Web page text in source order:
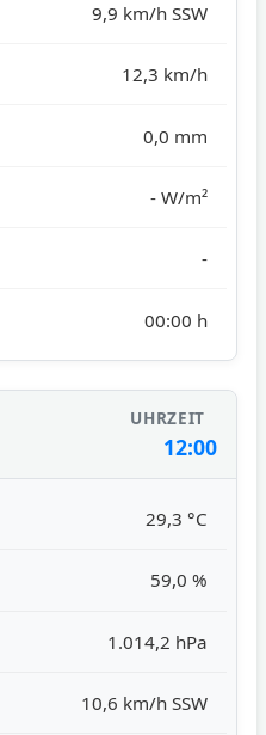
9,9 km/h SSW
12,3 km/h
0,0 mm
- W/m²
-
00:00 h
12:00
29,3 °C
59,0 %
1.014,2 hPa
10,6 km/h SSW